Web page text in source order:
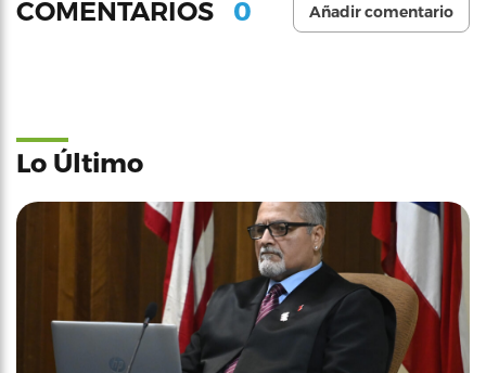
COMENTARIOS 0 Añadir comentario
Lo Último